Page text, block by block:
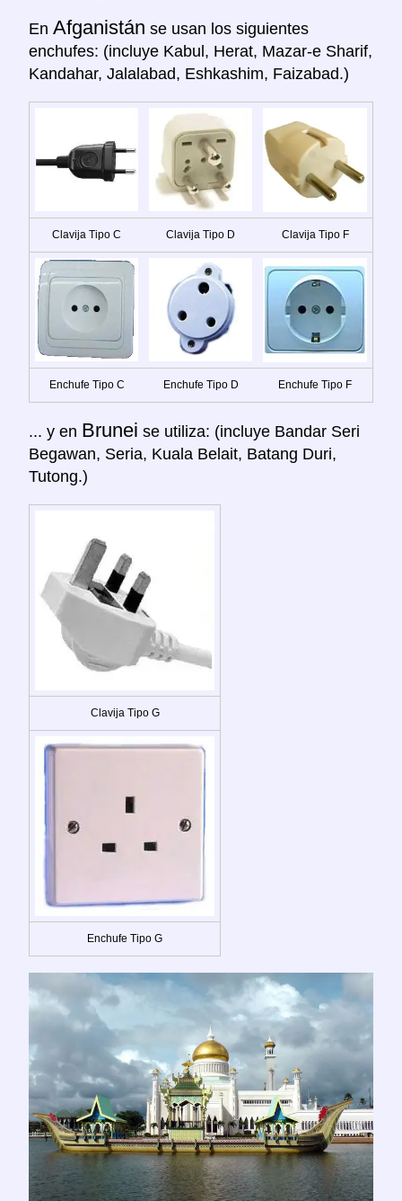
En Afganistán se usan los siguientes
enchufes: (incluye Kabul, Herat, Mazar-e Sharif,
Kandahar, Jalalabad, Eshkashim, Faizabad.)
Clavija Tipo C Clavija Tipo D Clavija Tipo F
Enchufe Tipo C Enchufe Tipo D Enchufe Tipo F
... y en Brunei se utiliza: (incluye Bandar Seri
Begawan, Seria, Kuala Belait, Batang Duri,
Tutong.)
Clavija Tipo G
Enchufe Tipo G